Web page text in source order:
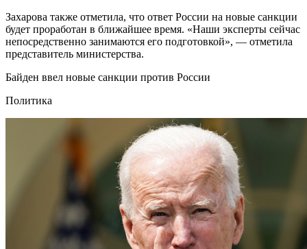
Захарова также отметила, что ответ России на новые санкции
будет проработан в ближайшее время. «Наши эксперты сейчас
непосредственно занимаются его подготовкой», — отметила
представитель министерства.
Байден ввел новые санкции против России
Политика